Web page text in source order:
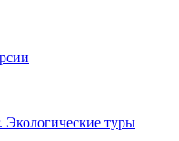
Экологические туры